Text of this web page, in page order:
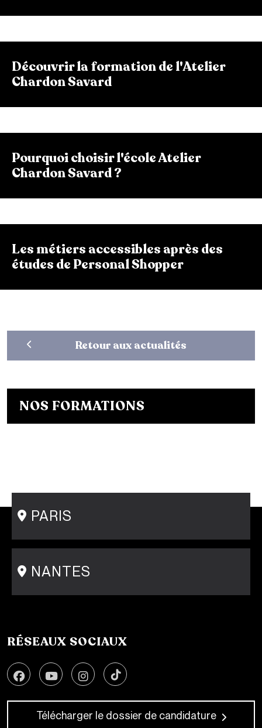
Découvrir la formation de l'Atelier
Chardon Savard
Pourquoi choisir l'école Atelier
Chardon Savard ?
Les métiers accessibles après des
études de Personal Shopper
Retour aux actualités
NOS FORMATIONS
Bachelor Designer de mode
PARIS
15 rue Gambey - 75011
+33 1 86 47 29 92
NANTES
31-33 rue Saint Léonard
RÉSEAUX SOCIAUX
Télécharger le dossier de candidature